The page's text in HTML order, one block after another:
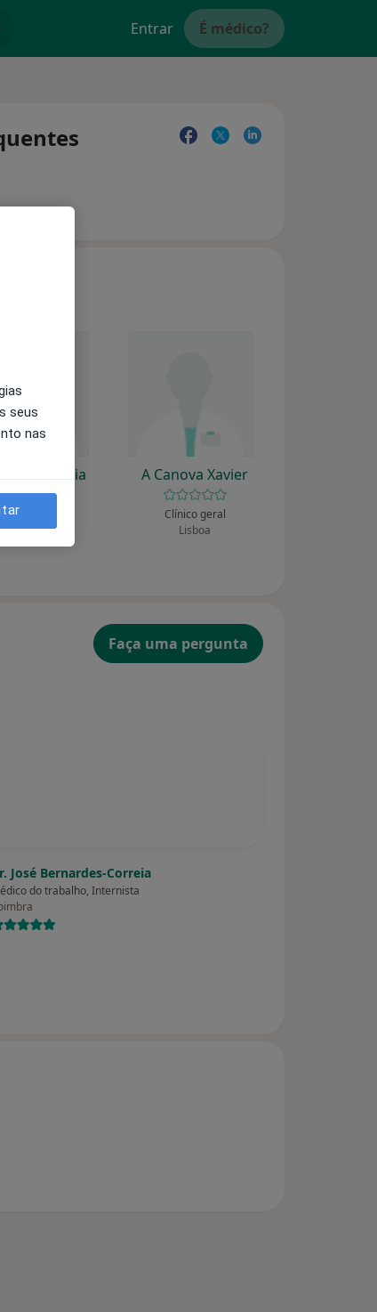
Entrar É médico?
Faria
Porto
A Canova Xavier
Clínico geral
Lisboa
Faça uma pergunta
José Bernardes-Correia
do trabalho, Internista
seus
nas